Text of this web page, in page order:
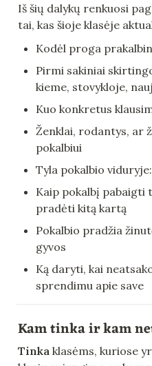
Iš šių dalykų renkuosi
tai, kas šioje klasėje
Kodėl proga
Pirmi sakiniai
kieme, stovykloje,
Kuo konkretus
Ženklai, rodantys, ar
pokalbiui
Tyla pokalbio
Kaip pokalbį pabaigti
pradėti kitą kartą
Pokalbio pradžia
gyvos
Ką daryti, kai
sprendimu apie save
Kam tinka ir kam
Tinka klasėms, kuriose